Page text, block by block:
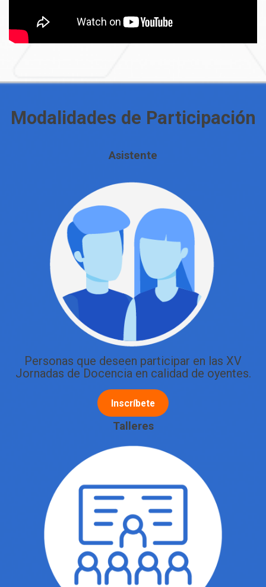
Modalidades de Participación
Asistente
Personas que deseen participar en las XV
Jornadas de Docencia en calidad de oyentes.
Inscríbete
Talleres